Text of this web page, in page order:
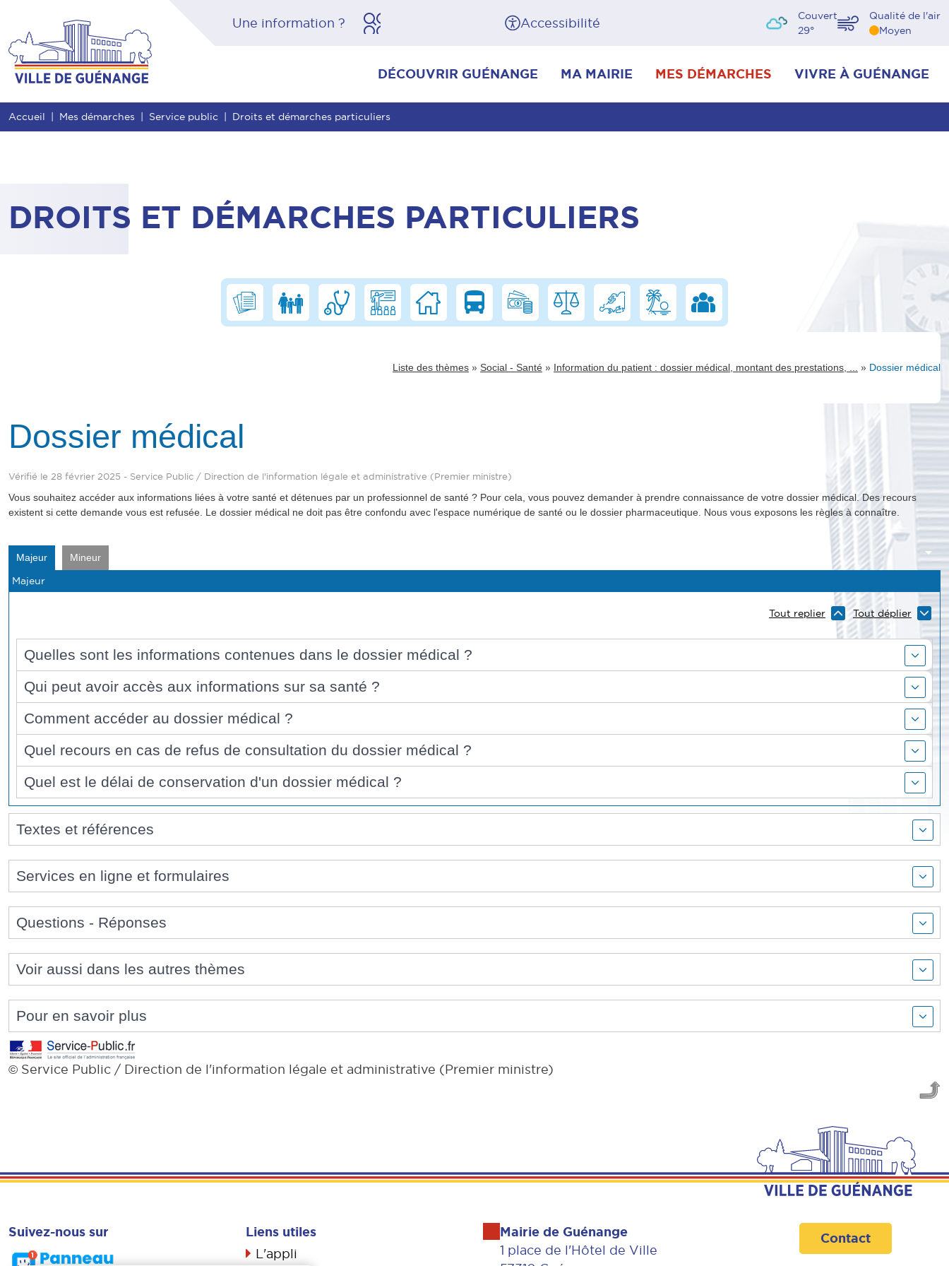
Entête de page Menu principal Recherche Pied de page Accessibilité
Couvert
29°
Qualité de l'air
Moyen
DÉCOUVRIR GUÉNANGE MA MAIRIE MES DÉMARCHES VIVRE À GUÉNANGE
Accueil Mes démarches Service public Droits et démarches particuliers
DROITS ET DÉMARCHES PARTICULIERS
Liste des thèmes » Social - Santé » Information du patient : dossier médical, montant des prestations, ... » Dossier médical
Dossier médical
Vérifié le 28 février 2025 - Service Public / Direction de l'information légale et administrative (Premier ministre)
Vous souhaitez accéder aux informations liées à votre santé et détenues par un professionnel de santé ? Pour cela, vous pouvez demander à prendre connaissance de votre dossier médical. Des recours
existent si cette demande vous est refusée. Le dossier médical ne doit pas être confondu avec l'espace numérique de santé ou le dossier pharmaceutique. Nous vous exposons les règles à connaître.
Majeur Mineur
Tout replier Tout déplier
Quelles sont les informations contenues dans le dossier médical ?
Qui peut avoir accès aux informations sur sa santé ?
Comment accéder au dossier médical ?
Quel recours en cas de refus de consultation du dossier médical ?
Quel est le délai de conservation d'un dossier médical ?
Textes et références
Services en ligne et formulaires
Questions - Réponses
Voir aussi dans les autres thèmes
Pour en savoir plus
© Service Public / Direction de l'information légale et administrative (Premier ministre)
Suivez-nous sur Liens utiles
L'appli
Mairie de Guénange
1 place de l'Hôtel de Ville
Contact